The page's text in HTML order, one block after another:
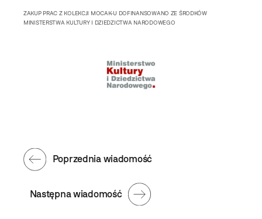
ZAKUP PRAC Z KOLEKCJI MOCAK-U DOFINANSOWANO ZE ŚRODKÓW
MINISTERSTWA KULTURY I DZIEDZICTWA NARODOWEGO
Następna wiadomość
Poprzednia wiadomość